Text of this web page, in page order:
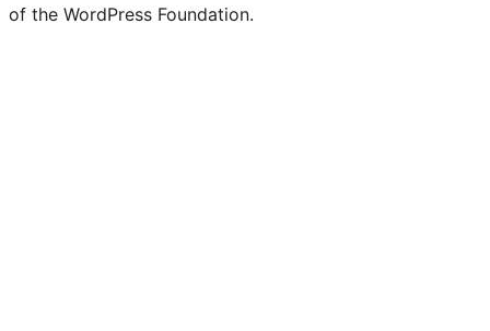
of the WordPress Foundation.